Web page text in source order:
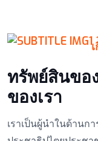
ทรัพย์สินข
ของเรา
เราเป็นผู้นำในด้าน